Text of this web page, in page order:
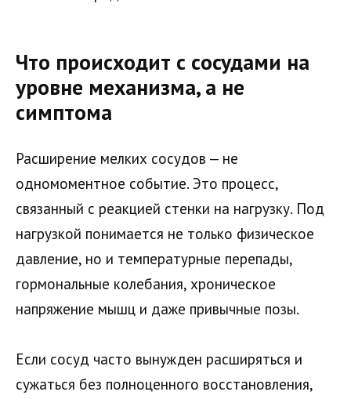
Что происходит с сосудами на
уровне механизма, а не
симптома
Расширение мелких сосудов — не
одномоментное событие. Это процесс,
связанный с реакцией стенки на нагрузку. Под
нагрузкой понимается не только физическое
давление, но и температурные перепады,
гормональные колебания, хроническое
напряжение мышц и даже привычные позы.
Если сосуд часто вынужден расширяться и
сужаться без полноценного восстановления,